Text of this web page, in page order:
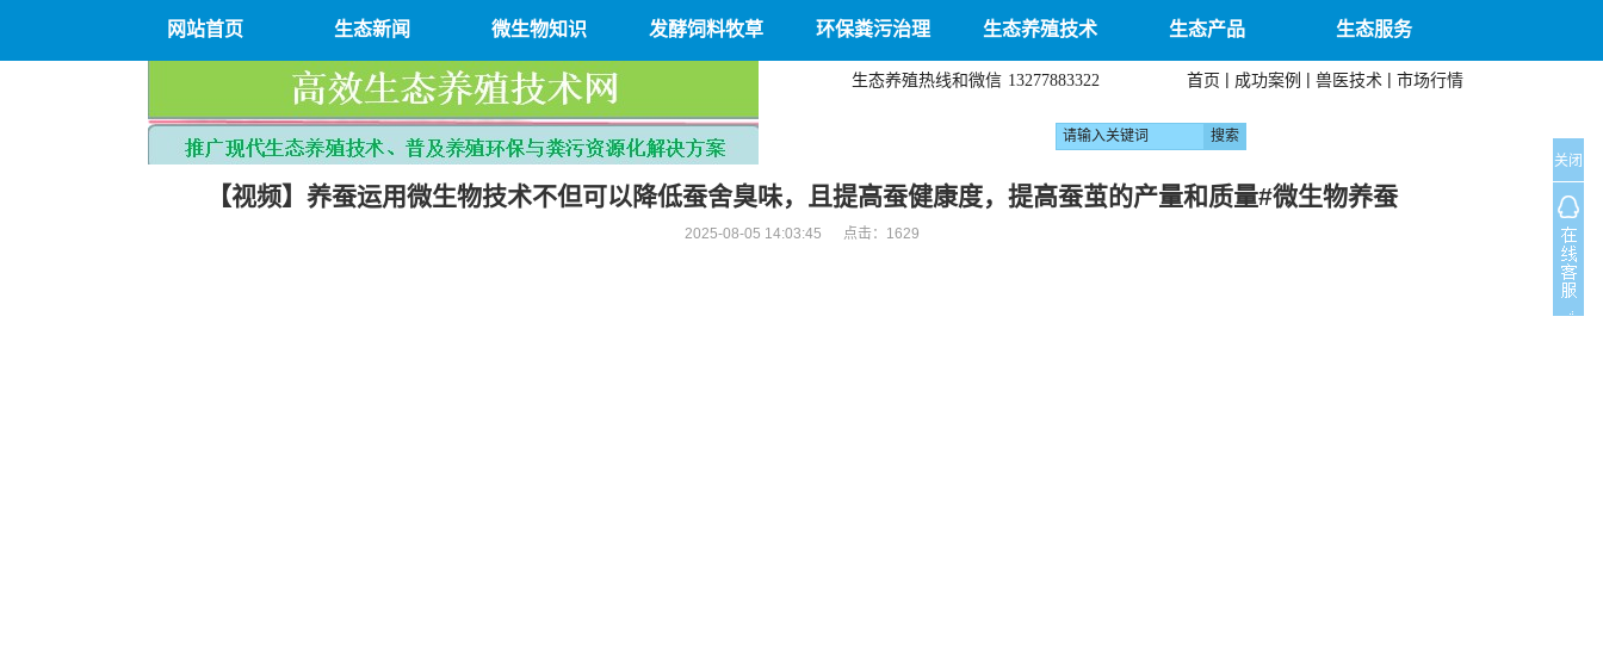
网站首页 生态新闻 微生物知识 发酵饲料牧草 环保粪污治理 生态养殖技术 生态产品 生态服务
首页 | 成功案例 | 兽医技术 | 市场行情
生态养殖热线和微信 13277883322
【视频】养蚕运用微生物技术不但可以降低蚕舍臭味，且提高蚕健康度，提高蚕茧的产量和质量#微生物养蚕
2025-08-05 14:03:45 点击： 1629
关闭